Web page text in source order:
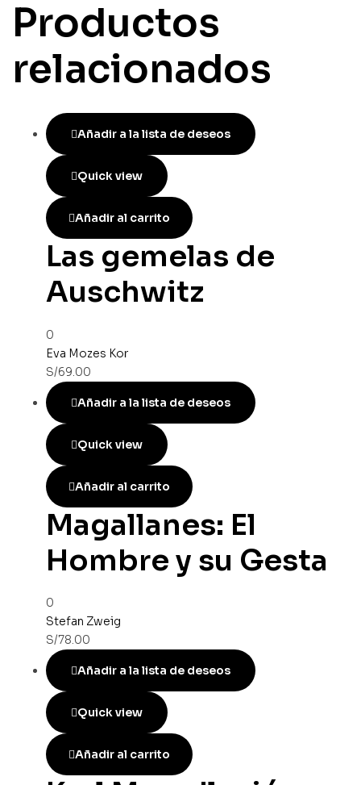
Productos
relacionados
Añadir a la lista de deseos
Quick view
Añadir al carrito
Las gemelas de
Auschwitz
0
Eva Mozes Kor
S/69.00
Añadir a la lista de deseos
Quick view
Añadir al carrito
Magallanes: El
Hombre y su Gesta
0
Stefan Zweig
S/78.00
Añadir a la lista de deseos
Quick view
Añadir al carrito